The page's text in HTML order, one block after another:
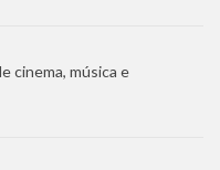
cinema, música e